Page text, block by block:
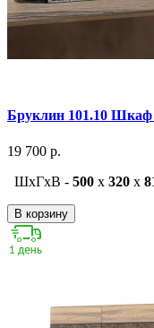
Бруклин 101.10 Шкаф
19 700 р.
ШxГxВ - 500 x 320 x
В корзину